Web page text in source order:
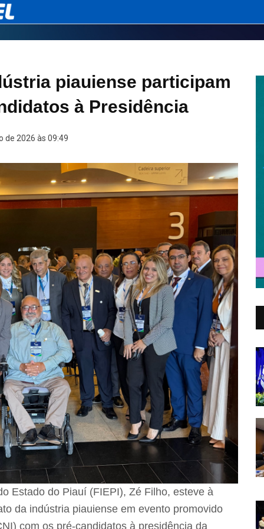
piauiense participam
à Presidência
de 2026 às 09:49
Estado do Piauí (FIEPI), Zé Filho, esteve à
da indústria piauiense em evento promovido
com os pré-candidatos à presidência da